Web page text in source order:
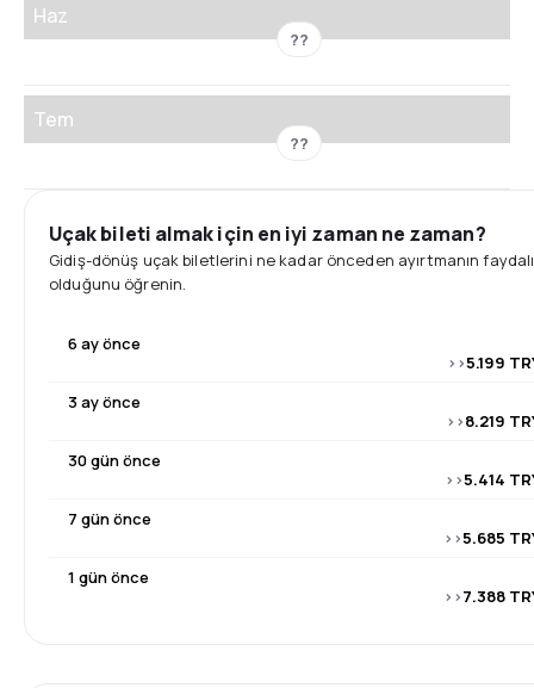
Haz
??
Tem
??
Uçak bileti almak için en iyi zaman ne zaman?
Gidiş-dönüş uçak biletlerini ne kadar önceden ayırtmanın faydalı
olduğunu öğrenin.
6 ay önce
>>5.199
3 ay önce
>>8.219
30 gün önce
>>5.414
7 gün önce
>>5.685
1 gün önce
>>7.388